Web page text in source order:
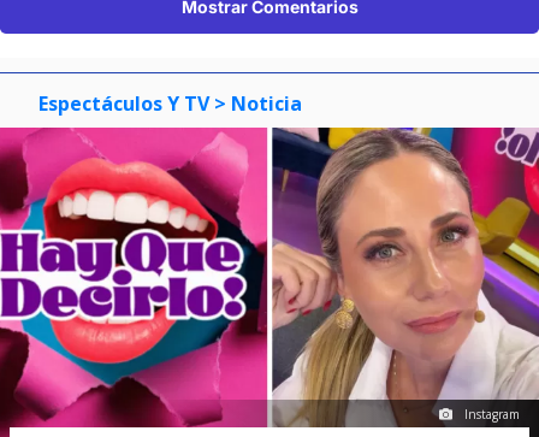
Mostrar Comentarios
Espectáculos Y TV > Noticia
Instagram